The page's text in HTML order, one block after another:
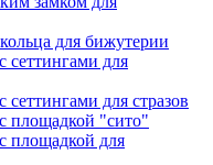
для бижутерии
сеттингами для
сеттингами для стразов
площадкой "сито"
площадкой для